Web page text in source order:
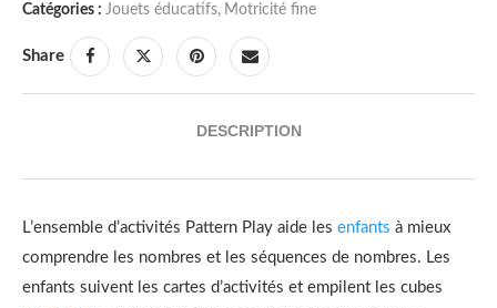
Catégories : Jouets éducatifs, Motricité fine
Share
DESCRIPTION
L’ensemble d’activités Pattern Play aide les enfants à mieux
comprendre les nombres et les séquences de nombres. Les
enfants suivent les cartes d’activités et empilent les cubes